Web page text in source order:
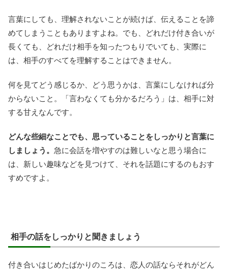
言葉にしても、理解されないことが続けば、伝えることを諦
めてしまうこともありますよね。でも、どれだけ付き合いが
長くても、どれだけ相手を知ったつもりでいても、実際に
は、相手のすべてを理解することはできません。
何を見てどう感じるか、どう思うかは、言葉にしなければ分
からないこと。「言わなくても分かるだろう」は、相手に対
する甘えなんです。
どんな些細なことでも、思っていることをしっかりと言葉に
しましょう。 急に会話を増やすのは難しいなと思う場合に
は、新しい趣味などを見つけて、それを話題にするのもおす
すめですよ。
相手の話をしっかりと聞きましょう
付き合いはじめたばかりのころは、恋人の話ならそれがどん